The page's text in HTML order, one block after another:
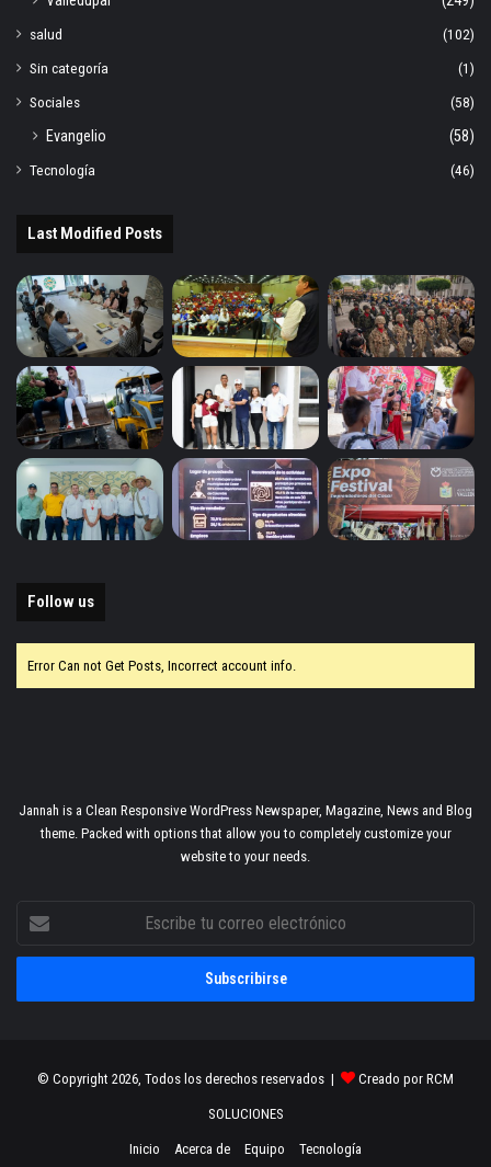
salud
(102)
Sin categoría
(1)
Sociales
(58)
Evangelio
(58)
Tecnología
(46)
Last Modified Posts
Follow us
Error Can not Get Posts, Incorrect account info.
Jannah is a Clean Responsive WordPress Newspaper, Magazine, News and Blog
theme. Packed with options that allow you to completely customize your
website to your needs.
Escribe
correo
© Copyright 2026, Todos los derechos reservados | Creado por RCM
SOLUCIONES
Inicio Acerca de Equipo Tecnología